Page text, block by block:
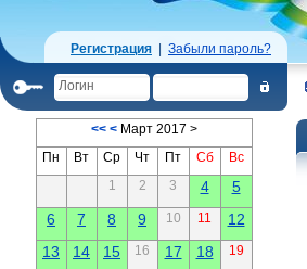
Регистрация Забыли пароль?
<< < Март 2017 >
Пн
Вт Ср Чт Пт Сб
Вс
1
2 3 4
5
6
7 8 9 10 11
12
13
14 15 16 17 18 19